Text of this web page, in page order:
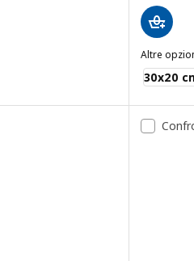
Altre
POETISK
30x20